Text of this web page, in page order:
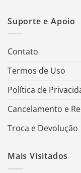
Suporte e Apoio
Contato
Termos de Uso
Política de
Cancelamento e
Troca e Devolução
Mais Visitados